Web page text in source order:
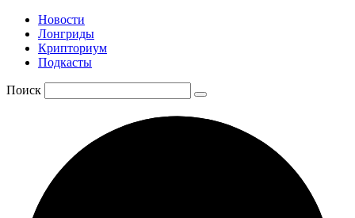
Новости
Лонгриды
Крипториум
Подкасты
Поиск